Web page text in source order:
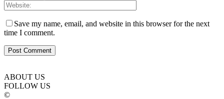
Save my name, email, and website in this browser for the next
time I comment.
ABOUT US
FOLLOW US
©